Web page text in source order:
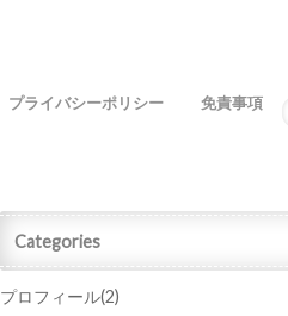
プライバシーポリシー 免責事項
Categories
プロフィール(2)